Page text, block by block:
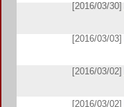
[2016/03/30]
[2016/03/03]
[2016/03/02]
[2016/03/02]